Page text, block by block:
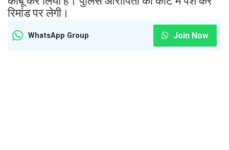
रिमांड पर लेगी।
WhatsApp Group Join Now